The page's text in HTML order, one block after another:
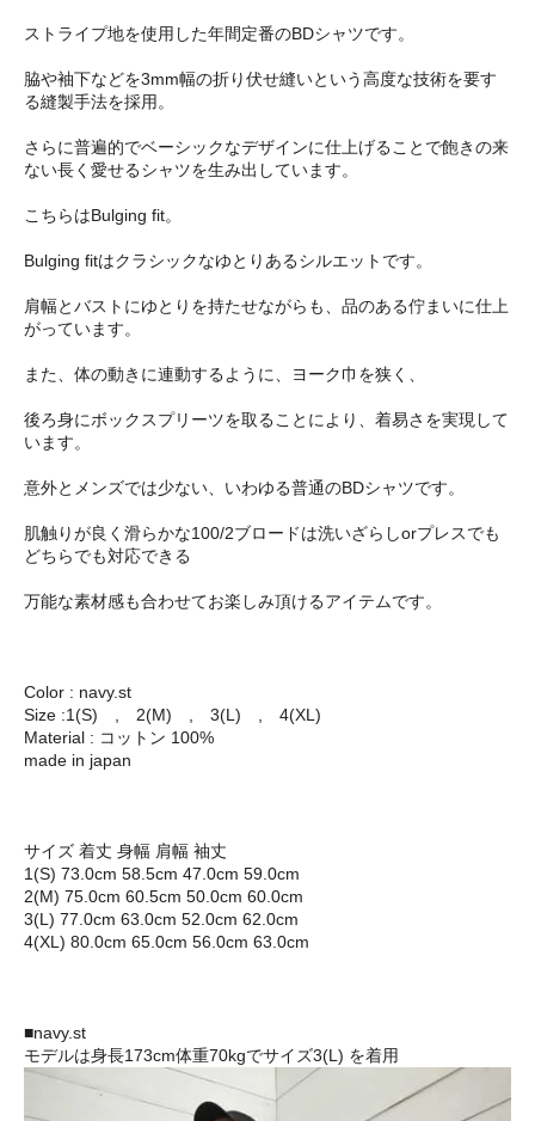
ストライプ地を使用した年間定番のBDシャツです。
脇や袖下などを3mm幅の折り伏せ縫いという高度な技術を要す
る縫製手法を採用。
さらに普遍的でベーシックなデザインに仕上げることで飽きの来
ない長く愛せるシャツを生み出しています。
こちらはBulging fit。
Bulging fitはクラシックなゆとりあるシルエットです。
肩幅とバストにゆとりを持たせながらも、品のある佇まいに仕上
がっています。
また、体の動きに連動するように、ヨーク巾を狭く、
後ろ身にボックスプリーツを取ることにより、着易さを実現して
います。
意外とメンズでは少ない、いわゆる普通のBDシャツです。
肌触りが良く滑らかな100/2ブロードは洗いざらしorプレスでも
どちらでも対応できる
万能な素材感も合わせてお楽しみ頂けるアイテムです。
Color : navy.st
Size :1(S) , 2(M) , 3(L) , 4(XL)
Material : コットン 100%
made in japan
サイズ 着丈 身幅 肩幅 袖丈
1(S) 73.0cm 58.5cm 47.0cm 59.0cm
2(M) 75.0cm 60.5cm 50.0cm 60.0cm
3(L) 77.0cm 63.0cm 52.0cm 62.0cm
4(XL) 80.0cm 65.0cm 56.0cm 63.0cm
■navy.st
モデルは身長173cm体重70kgでサイズ3(L) を着用